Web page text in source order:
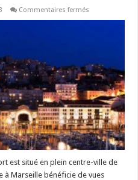
Commentaires fermés
est situé en plein centre-ville de
à Marseille bénéficie de vues